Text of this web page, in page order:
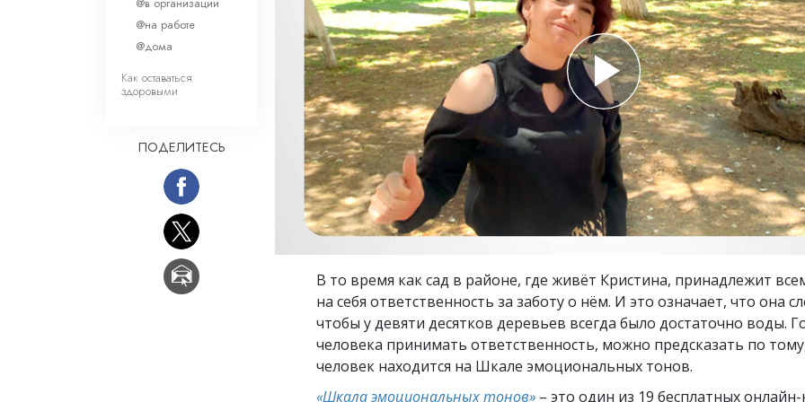
Что такое величие?
В то время как сад в районе, где живёт Кристина, принадлежит
на себя ответственность за заботу о нём. И это означает, что она
чтобы у девяти десятков деревьев всегда было достаточно воды.
человека принимать ответственность, можно предсказать по
человек находится на Шкале эмоциональных тонов.
«Шкала эмоциональных тонов» – это один из 19 бесплатных
@на работе
@дома
Как оставаться
здоровыми
ПОДЕЛИТЕСЬ